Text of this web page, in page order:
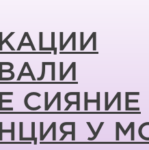
СИЯНИЕ
У